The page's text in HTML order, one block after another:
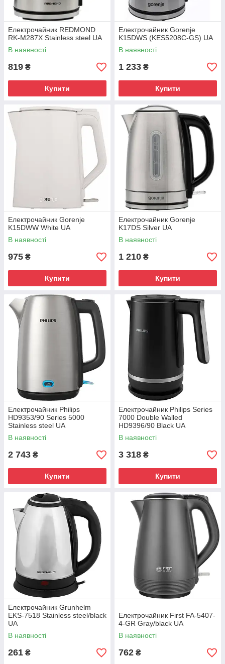
Електрочайник REDMOND
RK-M287X Stainless steel UA
В наявності
819 ₴
Купити
Електрочайник Gorenje
K15DWS (KES5208C-GS) UA
В наявності
1 233 ₴
Купити
Електрочайник Gorenje
K15DWW White UA
В наявності
975 ₴
Купити
Електрочайник Gorenje
K17DS Silver UA
В наявності
1 210 ₴
Купити
Електрочайник Philips
HD9353/90 Series 5000
Stainless steel UA
В наявності
2 743 ₴
Купити
Електрочайник Philips Series
7000 Double Walled
HD9396/90 Black UA
В наявності
3 318 ₴
Купити
Електрочайник Grunhelm
EKS-7518 Stainless steel/black
UA
В наявності
261 ₴
Електрочайник First FA-5407-
4-GR Gray/black UA
В наявності
762 ₴